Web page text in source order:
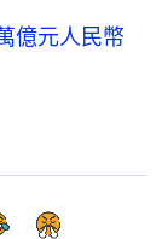
億元人民幣